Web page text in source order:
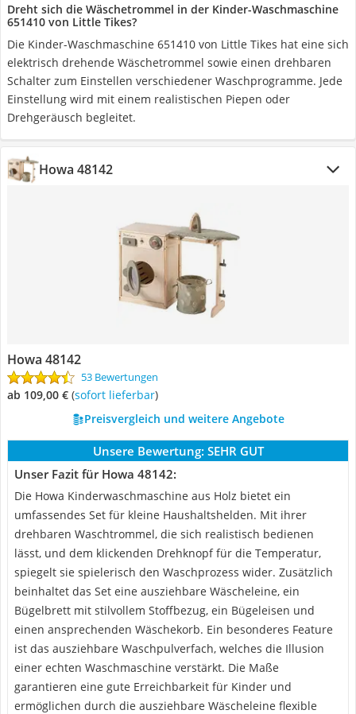
Dreht sich die Wäschetrommel in der Kinder-Waschmaschine
651410 von Little Tikes?
Die Kinder-Waschmaschine 651410 von Little Tikes hat eine sich
elektrisch drehende Wäschetrommel sowie einen drehbaren
Schalter zum Einstellen verschiedener Waschprogramme. Jede
Einstellung wird mit einem realistischen Piepen oder
Drehgeräusch begleitet.
Howa 48142
Howa 48142
53 Bewertungen
ab 109,00 € ( Sofort lieferbar)
Preisvergleich und weitere Angebote
Unsere Bewertung: SEHR GUT
Unser Fazit für Howa 48142:
Die Howa Kinderwaschmaschine aus Holz bietet ein
umfassendes Set für kleine Haushaltshelden. Mit ihrer
drehbaren Waschtrommel, die sich realistisch bedienen
lässt, und dem klickenden Drehknopf für die Temperatur,
spiegelt sie spielerisch den Waschprozess wider. Zusätzlich
beinhaltet das Set eine ausziehbare Wäscheleine, ein
Bügelbrett mit stilvollem Stoffbezug, ein Bügeleisen und
einen ansprechenden Wäschekorb. Ein besonderes Feature
ist das ausziehbare Waschpulverfach, welches die Illusion
einer echten Waschmaschine verstärkt. Die Maße
garantieren eine gute Erreichbarkeit für Kinder und
ermöglichen durch die ausziehbare Wäscheleine flexible